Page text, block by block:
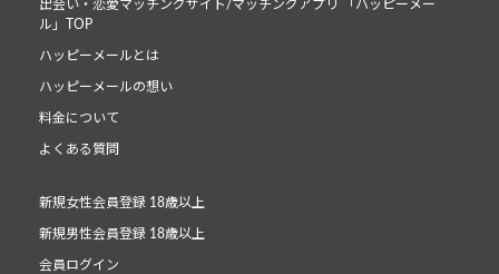
出会い・恋愛マッチングサイト/マッチングアプリ 「ハッピーメー
ル」TOP
ハッピーメールとは
ハッピーメールの想い
料金について
よくある質問
新規女性会員登録 18歳以上
新規男性会員登録 18歳以上
会員ログイン